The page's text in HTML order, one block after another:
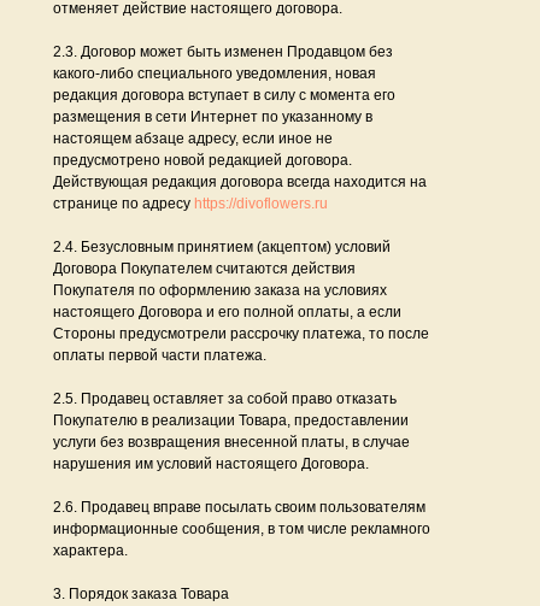
отменяет действие настоящего договора.
2.3. Договор может быть изменен Продавцом без
какого-либо специального уведомления, новая
редакция договора вступает в силу с момента его
размещения в сети Интернет по указанному в
настоящем абзаце адресу, если иное не
предусмотрено новой редакцией договора.
Действующая редакция договора всегда находится на
странице по адресу https://divoflowers.ru
2.4. Безусловным принятием (акцептом) условий
Договора Покупателем считаются действия
Покупателя по оформлению заказа на условиях
настоящего Договора и его полной оплаты, а если
Стороны предусмотрели рассрочку платежа, то после
оплаты первой части платежа.
2.5. Продавец оставляет за собой право отказать
Покупателю в реализации Товара, предоставлении
услуги без возвращения внесенной платы, в случае
нарушения им условий настоящего Договора.
2.6. Продавец вправе посылать своим пользователям
информационные сообщения, в том числе рекламного
характера.
3. Порядок заказа Товара